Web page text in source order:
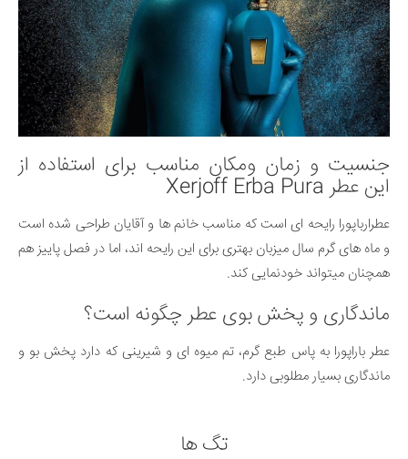
جنسیت و زمان و‌مکان مناسب برای استفاده از
این عطر Xerjoff Erba Pura
عطرارباپورا رایحه ای است که مناسب خانم ها و آقایان طراحی شده است
و ماه های گرم سال میزبان بهتری برای این رایحه اند، اما در فصل پاییز هم
همچنان میتواند خودنمایی کند.
ماندگاری و پخش بوی عطر چگونه است؟
عطر باراپورا به پاس طبع گرم، تم میوه ای و شیرینی که دارد پخش بو و
ماندگاری بسیار مطلوبی دارد.
تگ ها